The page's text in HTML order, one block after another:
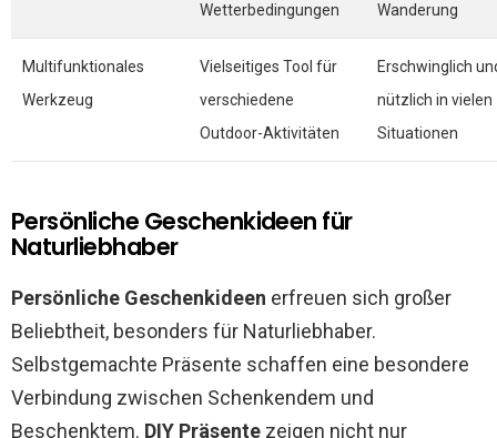
Wetterbedingungen
Wanderung
Multifunktionales
Werkzeug
Vielseitiges Tool für
verschiedene
Outdoor-Aktivitäten
Erschwinglich
nützlich in vielen
Situationen
Persönliche Geschenkideen für
Naturliebhaber
Persönliche Geschenkideen erfreuen sich großer
Beliebtheit, besonders für Naturliebhaber.
Selbstgemachte Präsente schaffen eine besondere
Verbindung zwischen Schenkendem und
Beschenktem. DIY Präsente zeigen nicht nur